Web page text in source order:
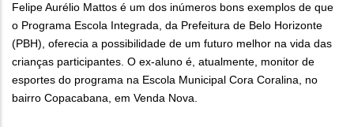
Felipe Aurélio Mattos é um dos inúmeros bons exemplos de que
o Programa Escola Integrada, da Prefeitura de Belo Horizonte
(PBH), oferecia a possibilidade de um futuro melhor na vida das
crianças participantes. O ex-aluno é, atualmente, monitor de
esportes do programa na Escola Municipal Cora Coralina, no
bairro Copacabana, em Venda Nova.